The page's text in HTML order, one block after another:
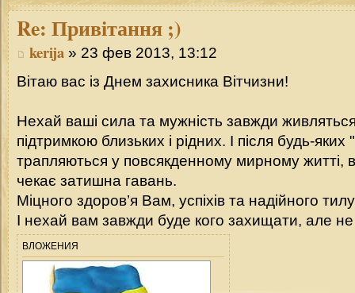
Re: Привітання ;)
kerija » 23 фев 2013, 13:12
Вітаю вас із Днем захисника Вітчизни!
Нехай ваші сила та мужність завжди
підтримкою близьких і рідних. І після будь-яких
трапляються у повсякденному мирному житті,
чекає затишна гавань.
Міцного здоров’я Вам, успіхів та надійного
І нехай вам завжди буде кого захищати, але не
ВЛОЖЕНИЯ